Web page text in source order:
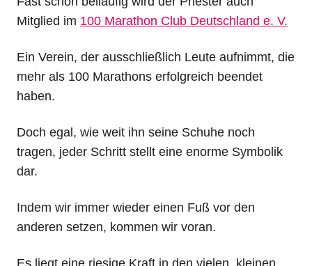
Mitglied im 100 Marathon Club Deutschland e. V.
Ein Verein, der ausschließlich Leute aufnimmt, die
mehr als 100 Marathons erfolgreich beendet
haben.
Doch egal, wie weit ihn seine Schuhe noch
tragen, jeder Schritt stellt eine enorme Symbolik
dar.
Indem wir immer wieder einen Fuß vor den
anderen setzen, kommen wir voran.
Es liegt eine riesige Kraft in den vielen, kleinen